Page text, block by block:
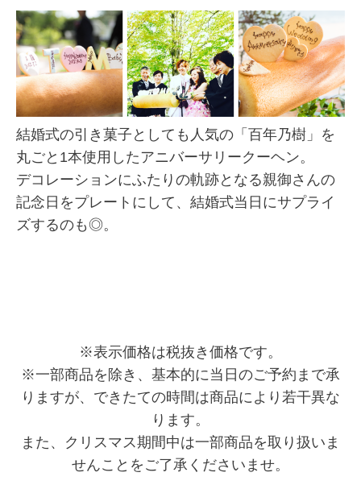
結婚式の引き菓子としても人気の「百年乃樹」を
丸ごと1本使用したアニバーサリークーヘン。
デコレーションにふたりの軌跡となる親御さんの
記念日をプレートにして、結婚式当日にサプライ
ズするのも◎。
※表示価格は税抜き価格です。
※一部商品を除き、基本的に当日のご予約まで承
りますが、できたての時間は商品により若干異な
ります。
また、クリスマス期間中は一部商品を取り扱いま
せんことをご了承くださいませ。